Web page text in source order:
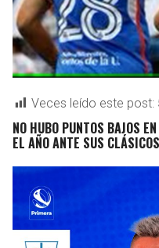
Veces leído este post:
NO HUBO PUNTOS BAJOS
EL AÑO ANTE SUS